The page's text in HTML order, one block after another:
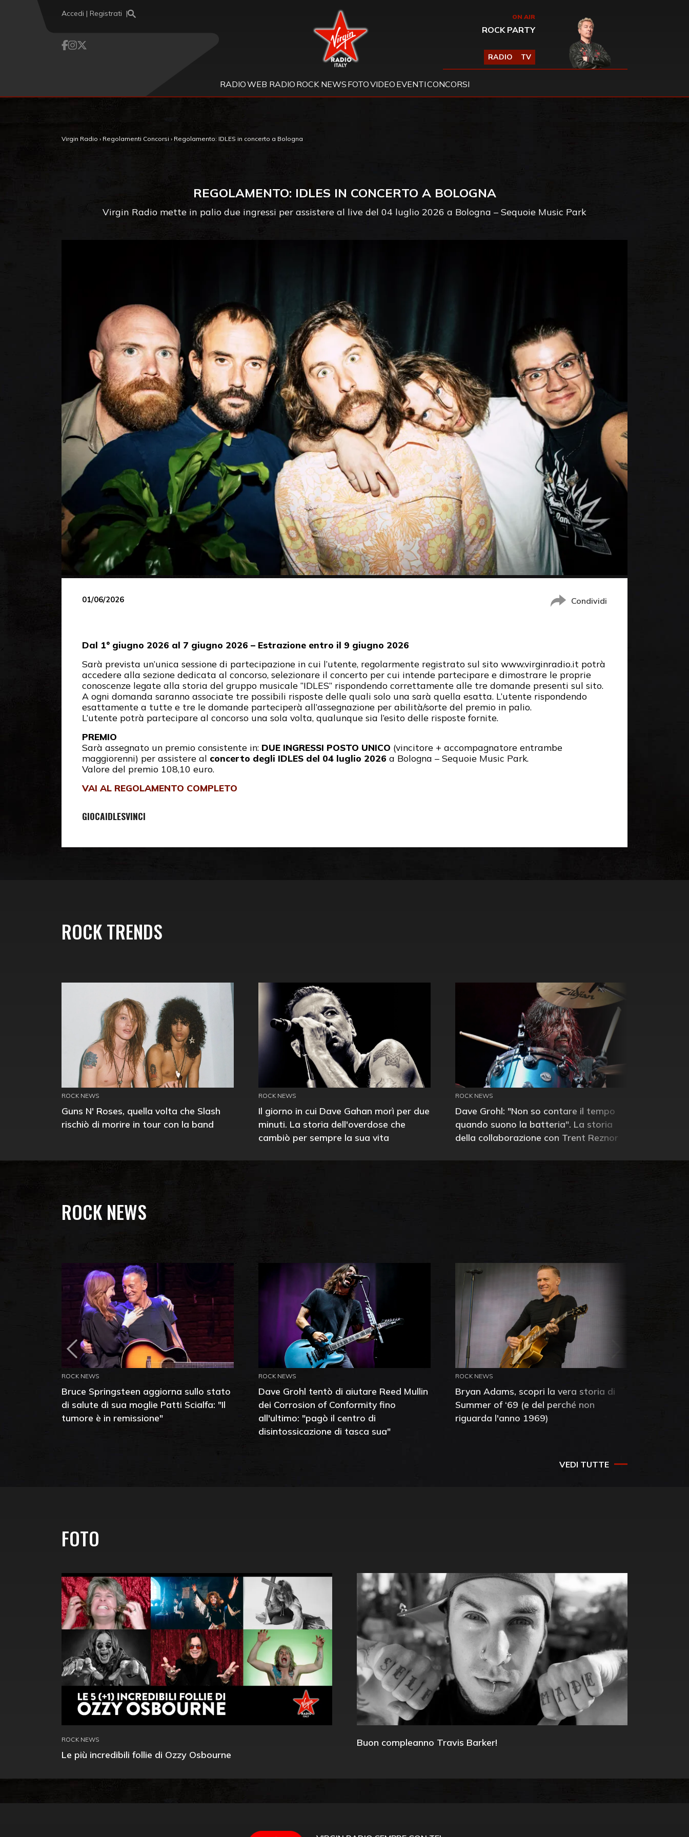
Accedi | Registrati Virgin Radio ON AIR
ROCK PARTY
RADIO TV
RADIOWEB RADIO ROCK NEWS FOTOVIDEO EVENTICONCORSI
Virgin Radio › Regolamenti Concorsi › Regolamento: IDLES in concerto a Bologna
REGOLAMENTO: IDLES IN CONCERTO A BOLOGNA
Virgin Radio mette in palio due ingressi per assistere al live del 04 luglio 2026 a Bologna – Sequoie Music Park
01/06/2026 Condividi
Dal 1° giugno 2026 al 7 giugno 2026 – Estrazione entro il 9 giugno 2026
Sarà prevista un’unica sessione di partecipazione in cui l’utente, regolarmente registrato sul sito www.virginradio.it potrà
accedere alla sezione dedicata al concorso, selezionare il concerto per cui intende partecipare e dimostrare le proprie
conoscenze legate alla storia del gruppo musicale “IDLES” rispondendo correttamente alle tre domande presenti sul sito.
A ogni domanda saranno associate tre possibili risposte delle quali solo una sarà quella esatta. L’utente rispondendo
esattamente a tutte e tre le domande parteciperà all’assegnazione per abilità/sorte del premio in palio.
L’utente potrà partecipare al concorso una sola volta, qualunque sia l’esito delle risposte fornite.
PREMIO
Sarà assegnato un premio consistente in: DUE INGRESSI POSTO UNICO (vincitore + accompagnatore entrambe
maggiorenni) per assistere al concerto degli IDLES del 04 luglio 2026 a Bologna – Sequoie Music Park.
Valore del premio 108,10 euro.
VAI AL REGOLAMENTO COMPLETO
GIOCAIDLESVINCI
ROCK TRENDS
ROCK NEWS
Guns N' Roses, quella volta che Slash
rischiò di morire in tour con la band
ROCK NEWS
Il giorno in cui Dave Gahan morì per due
minuti. La storia dell'overdose che
cambiò per sempre la sua vita
ROCK NEWS
Dave Grohl: "Non so contare il tempo
quando suono la batteria". La storia
della collaborazione con Trent Reznor
ROCK NEWS
ROCK NEWS
Bruce Springsteen aggiorna sullo stato
di salute di sua moglie Patti Scialfa: "Il
tumore è in remissione"
ROCK NEWS
Dave Grohl tentò di aiutare Reed Mullin
dei Corrosion of Conformity fino
all'ultimo: "pagò il centro di
disintossicazione di tasca sua"
ROCK NEWS
Bryan Adams, scopri la vera storia di
Summer of ‘69 (e del perché non
riguarda l'anno 1969)
VEDI TUTTE
FOTO
ROCK NEWS
Le più incredibili follie di Ozzy Osbourne
Buon compleanno Travis Barker!